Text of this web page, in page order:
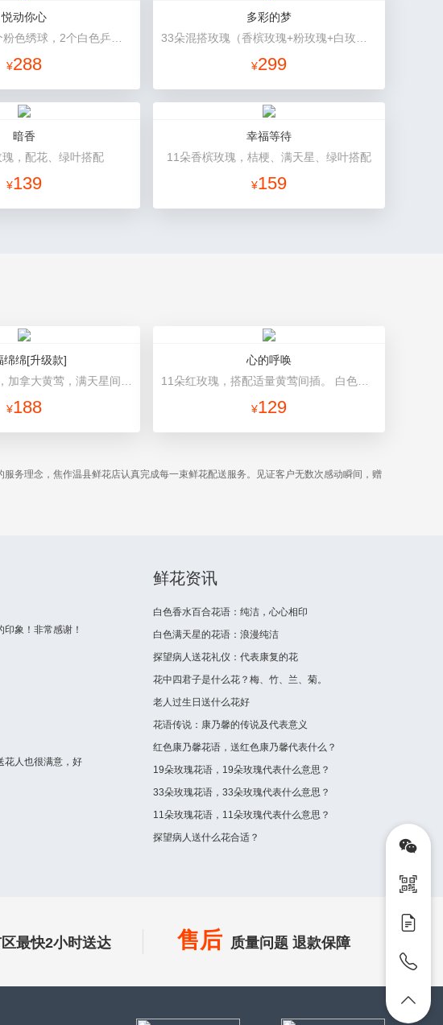
悦动你心
¥288
多彩的梦
¥299
暗香
，配花、绿叶搭配
¥139
幸福等待
11朵香槟玫瑰，桔梗、满天星、绿叶搭配
¥159
绵绵[升级款]
¥188
心的呼唤
¥129
务理念，焦作温县鲜花店认真完成每一束鲜花配送服务。见证客户无数次感动瞬间，赠
象！非常感谢！
花人也很满意，好
鲜花资讯
白色香水百合花语：纯洁，心心相印
白色满天星的花语：浪漫纯洁
探望病人送花礼仪：代表康复的花
花中四君子是什么花？梅、竹、兰、菊。
老人过生日送什么花好
花语传说：康乃馨的传说及代表意义
红色康乃馨花语，送红色康乃馨代表什么？
19朵玫瑰花语，19朵玫瑰代表什么意思？
33朵玫瑰花语，33朵玫瑰代表什么意思？
11朵玫瑰花语，11朵玫瑰代表什么意思？
探望病人送什么花合适？
最快2小时送达 售后 质量问题 退款保障